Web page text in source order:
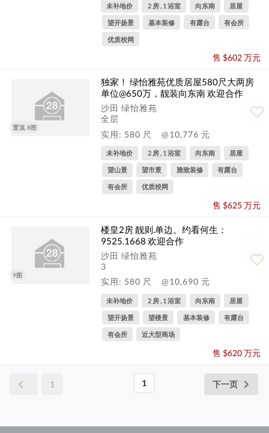
未补地价 2 房 , 1 浴室 向东南 居屋
望开扬景 基本装修 有露台 有会所
优质校网
售 $602 万元
置顶, 8图
独家！ 绿怡雅苑优质居屋580尺大两房
单位@650万，靓装向东南 欢迎合作
沙田 绿怡雅苑
全层
实用: 580 尺
@10,776 元
未补地价 2 房 , 1 浴室 向东南 居屋
望山景 望市景 雅致装修 有露台
有会所 优质校网
售 $625 万元
9图
楼皇2房 靓则.单边。约看何生：
9525.1668 欢迎合作
沙田 绿怡雅苑
3
实用: 580 尺
@10,690 元
未补地价 2 房 , 1 浴室 向东南 居屋
望开扬景 望楼景 基本装修 有露台
有会所 近大型商场
售 $620 万元
1 1 下一页